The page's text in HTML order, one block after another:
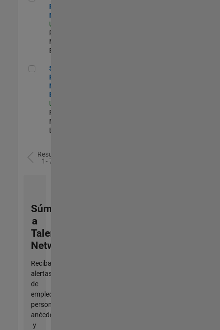
Program
Manager
US-MA-Natick
Program
Management |
Experimentado
Senior Product Marketing Engineer
Senior
Product
Marketing
Engineer
US-MA-Natick
Product
Marketing |
Experimentado
Resultados
1- 7 de
Súmese
a
Talent
Network
Reciba
alertas
de
empleo
personalizadas,
anécdotas
y